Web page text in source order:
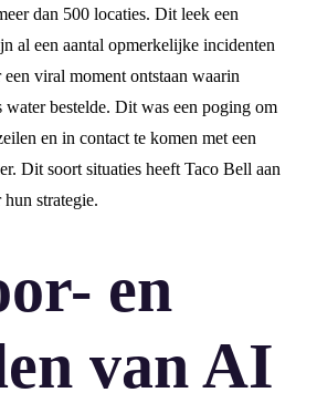
dan 500 locaties. Dit leek een
al een aantal opmerkelijke incidenten
viral moment ontstaan waarin
water bestelde. Dit was een poging om
en in contact te komen met een
Dit soort situaties heeft Taco Bell aan
strategie.
en
van AI